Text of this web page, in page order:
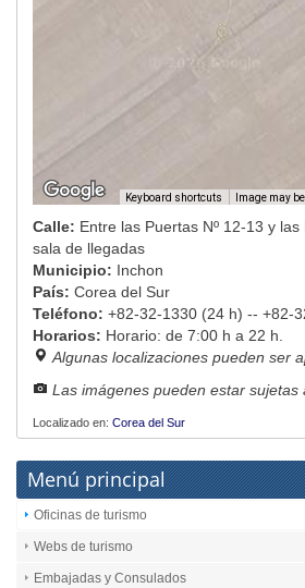
Keyboard shortcuts Image may
Calle: Entre las Puertas Nº 12-13 y
sala de llegadas
Municipio: Inchon
País: Corea del Sur
Teléfono: +82-32-1330 (24 h) -- +82-
Horarios: Horario: de 7:00 h a 22 h.
Algunas localizaciones pueden ser
Las imágenes pueden estar sujetas
Localizado en: Corea del Sur
Menú principal
Oficinas de turismo
Webs de turismo
Embajadas y Consulados